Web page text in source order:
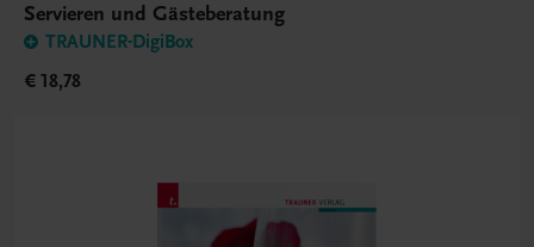
Servieren und Gästeberatung
TRAUNER-DigiBox
€ 18,78